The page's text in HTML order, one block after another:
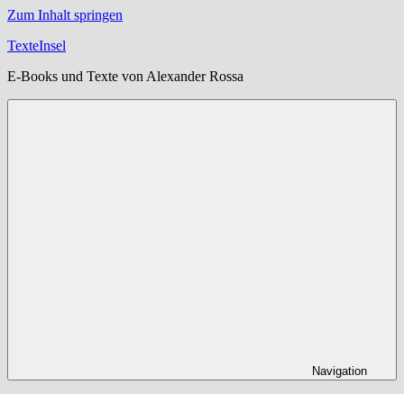
Zum Inhalt springen
TexteInsel
E-Books und Texte von Alexander Rossa
Navigation